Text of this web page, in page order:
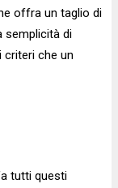
offra un taglio di
semplicità di
criteri che un
tutti questi